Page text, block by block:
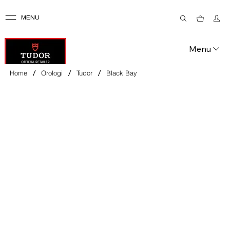
MENU
Menu
Home / Orologi / Tudor / Black Bay